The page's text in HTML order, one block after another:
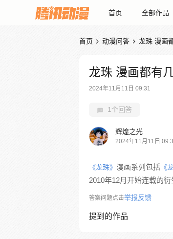
首页 全部作品
首页  动漫问答  龙珠 漫画
龙珠 漫画都有
2024年11月11日 09:31
1个回答
辉煌之光
2024年11月11日
《龙珠》 漫画系列包括 《
2010年12月开始连载的衍
答案问题点击举报反馈
提到的作品